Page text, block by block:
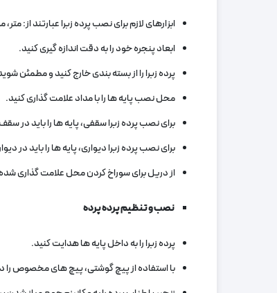
ابزارهای لازم برای نصب پرده زبرا عبارتند از:
ابعاد پنجره خود را به دقت اندازه‌ گیری کنید.
پرده زبرا را از بسته بندی خارج کنید و مطمئن
محل نصب پایه‌ ها را با مداد علامت‌ گذاری کنید.
برای نصب پرده زبرا سقفی، پایه‌ ها را باید در
برای نصب پرده زبرا دیواری، پایه‌ ها را باید در
از دریل برای سوراخ کردن محل علامت‌ گذاری
نصب و تنظیم پرده پرده
پرده زبرا را به داخل پایه‌ ها هدایت کنید.
با استفاده از پیچ گوشتی، پیچ‌ های مخصوص را